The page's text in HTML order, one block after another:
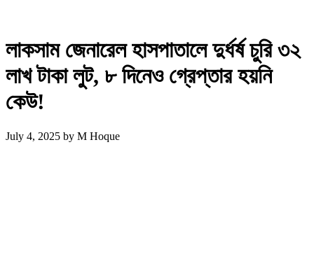
লাকসাম জেনারেল হাসপাতালে দুর্ধর্ষ চুরি ৩২
লাখ টাকা লুট, ৮ দিনেও গ্রেপ্তার হয়নি
কেউ!
July 4, 2025 by M Hoque